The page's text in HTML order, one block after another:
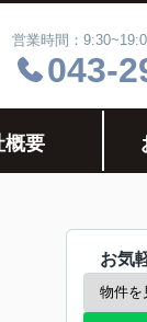
営業時間：
043-
概要
お気